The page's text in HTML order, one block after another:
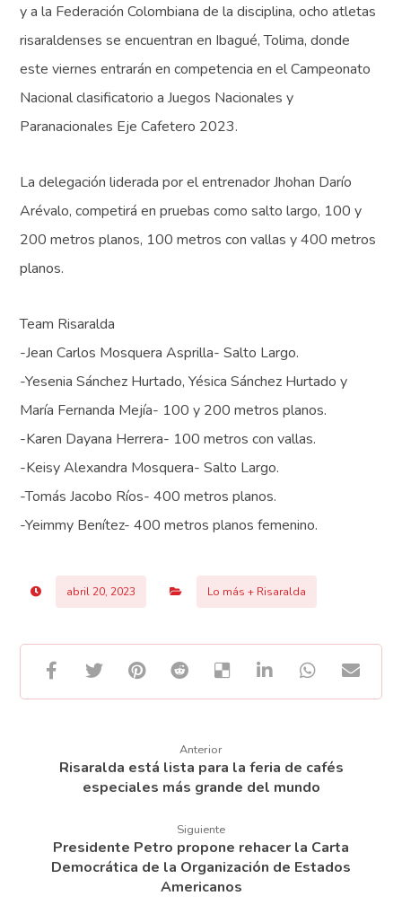
y a la Federación Colombiana de la disciplina, ocho atletas
risaraldenses se encuentran en Ibagué, Tolima, donde
este viernes entrarán en competencia en el Campeonato
Nacional clasificatorio a Juegos Nacionales y
Paranacionales Eje Cafetero 2023.
La delegación liderada por el entrenador Jhohan Darío
Arévalo, competirá en pruebas como salto largo, 100 y
200 metros planos, 100 metros con vallas y 400 metros
planos.
Team Risaralda
-Jean Carlos Mosquera Asprilla- Salto Largo.
-Yesenia Sánchez Hurtado, Yésica Sánchez Hurtado y
María Fernanda Mejía- 100 y 200 metros planos.
-Karen Dayana Herrera- 100 metros con vallas.
-Keisy Alexandra Mosquera- Salto Largo.
-Tomás Jacobo Ríos- 400 metros planos.
-Yeimmy Benítez- 400 metros planos femenino.
abril 20, 2023 Lo más + Risaralda
Anterior
Risaralda está lista para la feria de cafés
especiales más grande del mundo
Siguiente
Presidente Petro propone rehacer la Carta
Democrática de la Organización de Estados
Americanos